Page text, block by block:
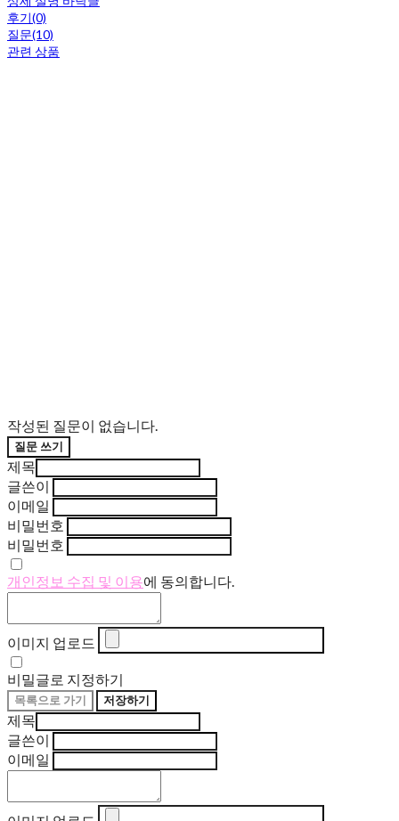
후기(0)
질문(10)
관련 상품
작성된 질문이 없습니다.
질문 쓰기
제목
글쓴이
이메일
비밀번호
비밀번호
개인정보 수집 및 이용에 동의합니다.
이미지 업로드
비밀글로 지정하기
목록으로 가기 저장하기
제목
글쓴이
이메일